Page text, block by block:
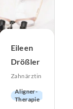
Eileen
Drößler
Zahnärztin
Aligner-
Therapie